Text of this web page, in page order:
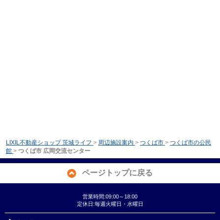
LIXIL不動産ショップ 茨城ライフ > 周辺施設案内 > つくば市 > つくば市の公民
館 > つくば市 広岡交流センター
ページトップに戻る
営業時間:09:00～18:00
定休日:毎週火曜日・水曜日